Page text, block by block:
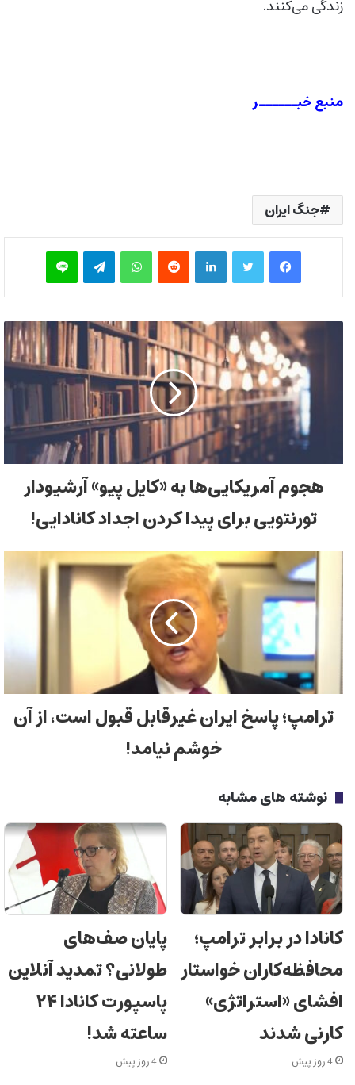
زندگی می‌کنند.
منبع خبــــــر
جنگ ایران
فیس بوک توییتر لینکدین‫رددیت واتس آپ تلگرام لاین
هجوم آمریکایی‌ها به «کایل پیو» آرشیودار
تورنتویی برای پیدا کردن اجداد کانادایی!
ترامپ؛ پاسخ ایران غیرقابل قبول است، از آن
خوشم نیامد!
نوشته های مشابه
کانادا در برابر ترامپ؛
محافظه‌کاران خواستار
افشای «استراتژی»
کارنی شدند
4 روز پیش
پایان صف‌های
طولانی؟ تمدید آنلاین
پاسپورت کانادا ۲۴
ساعته شد!
4 روز پیش